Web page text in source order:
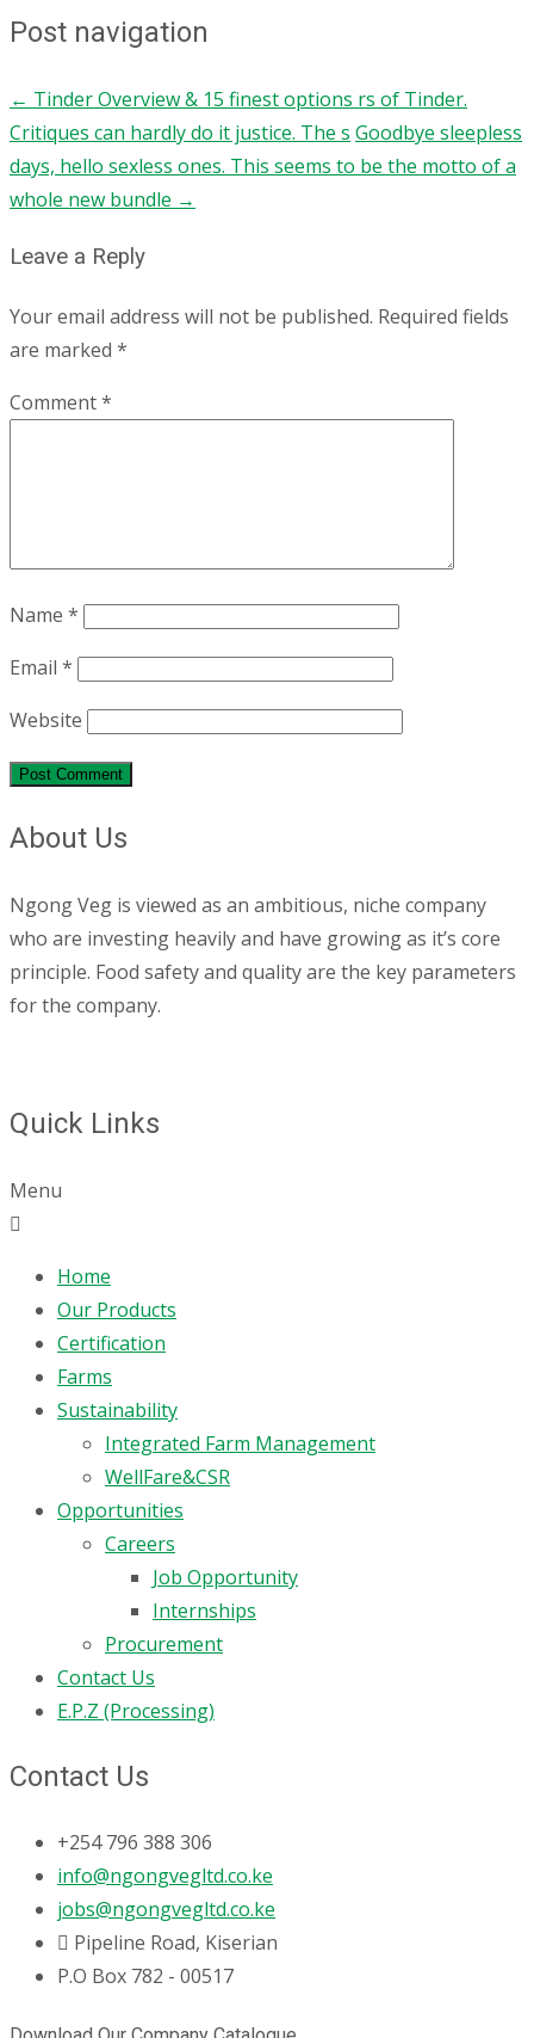
Post navigation
← Tinder Overview & 15 finest options rs of Tinder.
Critiques can hardly do it justice. The s Goodbye sleepless
days, hello sexless ones. This seems to be the motto of a
whole new bundle →
Leave a Reply
Your email address will not be published. Required fields
are marked *
Comment*
Name *
Email *
Website
About Us
Ngong Veg is viewed as an ambitious, niche company
who are investing heavily and have growing as it’s core
principle. Food safety and quality are the key parameters
for the company.
Quick Links
Menu
Home
Our Products
Certification
Farms
Sustainability
Integrated Farm Management
WellFare&CSR
Opportunities
Careers
Job Opportunity
Internships
Procurement
Contact Us
E.P.Z (Processing)
Contact Us
+254 796 388 306
info@ngongvegltd.co.ke
jobs@ngongvegltd.co.ke
Pipeline Road, Kiserian
P.O Box 782 - 00517